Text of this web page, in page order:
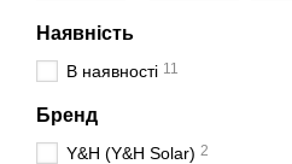
Наявність
В наявності 11
Бренд
Y&H (Y&H Solar) 2